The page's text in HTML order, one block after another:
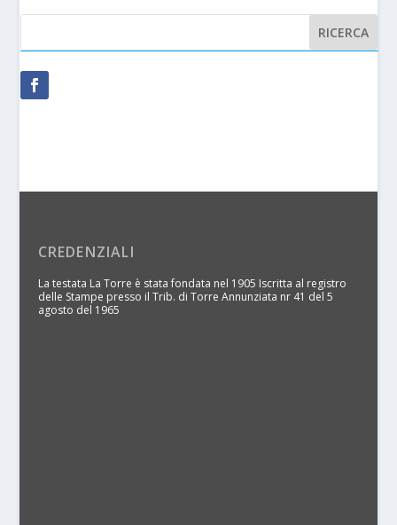
CREDENZIALI
La testata La Torre è stata fondata nel 1905 Iscritta al registro
delle Stampe presso il Trib. di Torre Annunziata nr 41 del 5
agosto del 1965